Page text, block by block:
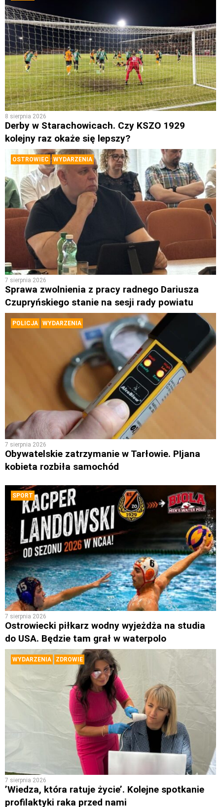
8 sierpnia 2026
Derby w Starachowicach. Czy KSZO 1929
kolejny raz okaże się lepszy?
OSTROWIEC WYDARZENIA
7 sierpnia 2026
Sprawa zwolnienia z pracy radnego Dariusza
Czupryńskiego stanie na sesji rady powiatu
POLICJA WYDARZENIA
7 sierpnia 2026
Obywatelskie zatrzymanie w Tarłowie. PIjana
kobieta rozbiła samochód
SPORT
7 sierpnia 2026
Ostrowiecki piłkarz wodny wyjeżdża na studia
do USA. Będzie tam grał w waterpolo
WYDARZENIA ZDROWIE
7 sierpnia 2026
’Wiedza, która ratuje życie’. Kolejne spotkanie
profilaktyki raka przed nami